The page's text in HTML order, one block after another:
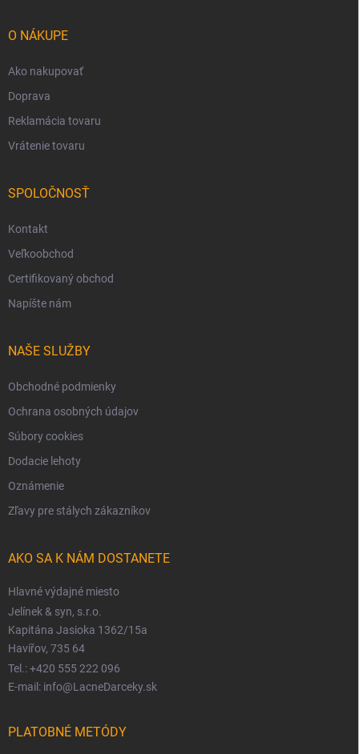
O NÁKUPE
Ako nakupovať
Doprava
Reklamácia tovaru
Vrátenie tovaru
SPOLOČNOSŤ
Kontakt
Veľkoobchod
Certifikovaný obchod
Napíšte nám
NAŠE SLUŽBY
Obchodné podmienky
Ochrana osobných údajov
Súbory cookies
Dodacie lehoty
Oznámenie
Zľavy pre stálych zákazníkov
AKO SA K NÁM DOSTANETE
Hlavné výdajné miesto
Jelínek & syn, s.r.o.
Kapitána Jasioka 1362/15a
Havířov, 735 64
Tel.: +420 555 222 096
E-mail: info@LacneDarceky.sk
PLATOBNÉ METÓDY